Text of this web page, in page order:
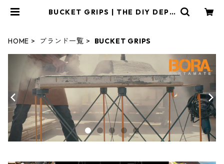
BUCKET GRIPS | THE DIY DEPO
HOME ブランド一覧 BUCKET GRIPS